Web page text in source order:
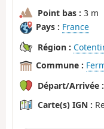
Point bas : 3 m
Pays : France
Région :
Commune :
Départ/Arrivée :
Carte(s) IGN :